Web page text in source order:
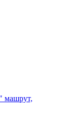
машрут,